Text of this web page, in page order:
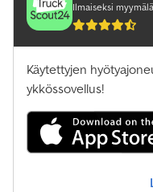
Ilmaiseksi
Käytettyjen
ykkössovellus!